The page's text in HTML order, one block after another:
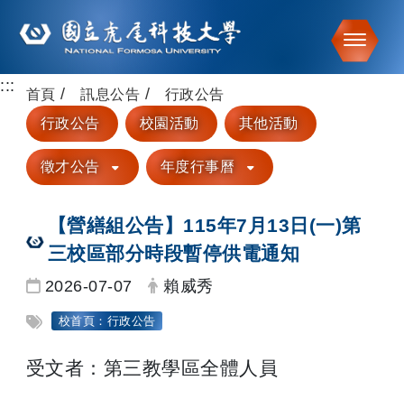
跳到主要內容
::: 首頁 訊息公告
行政公告
行政公告
校園活動 其他活動
徵才公告 年度行事曆
【營繕組公告】115年7月13日(一)第
三校區部分時段暫停供電通知
日期：
2026-07-07 發布者：
賴威秀
標籤：
校首頁：行政公告
受文者：第三教學區全體人員